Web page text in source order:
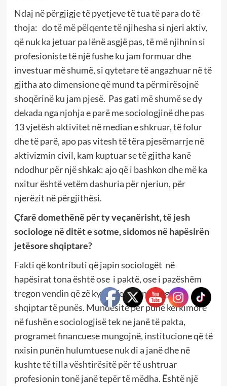
Ndaj në përgjigje të pyetjeve të tua të para do të
thoja: do të më pëlqente të njihesha si njeri aktiv,
që nuk ka jetuar pa lënë asgjë pas, të më njihnin si
profesioniste të një fushe ku jam formuar dhe
investuar më shumë, si qytetare të angazhuar në të
gjitha ato dimensione që mund ta përmirësojnë
shoqërinë ku jam pjesë. Pas gati më shumë se dy
dekada nga njohja e parë me sociologjinë dhe pas
13 vjetësh aktivitet në median e shkruar, të folur
dhe të parë, apo pas vitesh të tëra pjesëmarrje në
aktivizmin civil, kam kuptuar se të gjitha kanë
ndodhur për një shkak: ajo që i bashkon dhe më ka
nxitur është vetëm dashuria për njeriun, për
njerëzit në përgjithësi.
Çfarë domethënë për ty veçanërisht, të jesh
sociologe në ditët e sotme, sidomos në hapësirën
jetësore shqiptare?
Fakti që kontributi që japin sociologët në
hapësirat tona është ose i paktë, ose i pazëshëm
tregon vendin që zë ky profesion në tregun
shqiptar të punës. Mundësitë për punë kërkimore
në fushën e sociologjisë tek ne janë të pakta,
programet financuese mungojnë, institucione që të
nxisin punën hulumtuese nuk di a janë dhe në
kushte të tilla vështirësitë për të ushtruar
profesionin tonë janë tepër të mëdha. Është një